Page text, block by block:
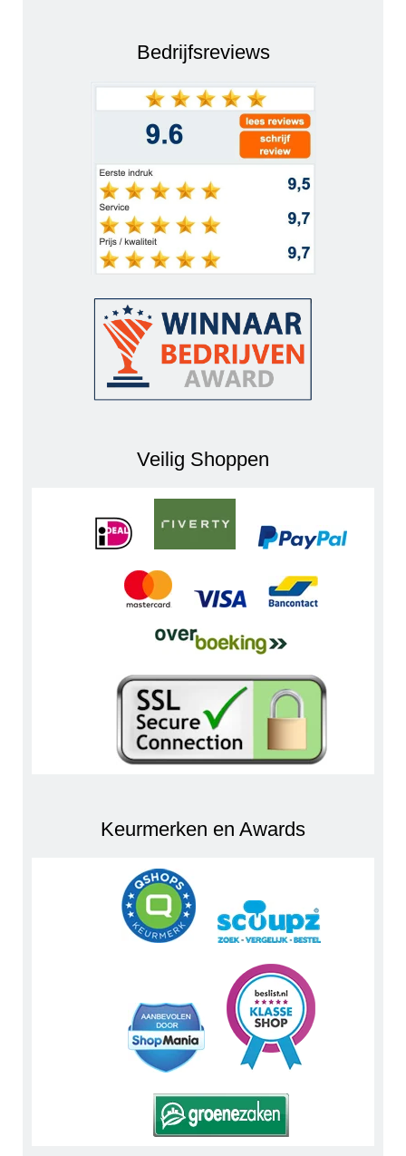
Bedrijfsreviews
Veilig Shoppen
Keurmerken en Awards